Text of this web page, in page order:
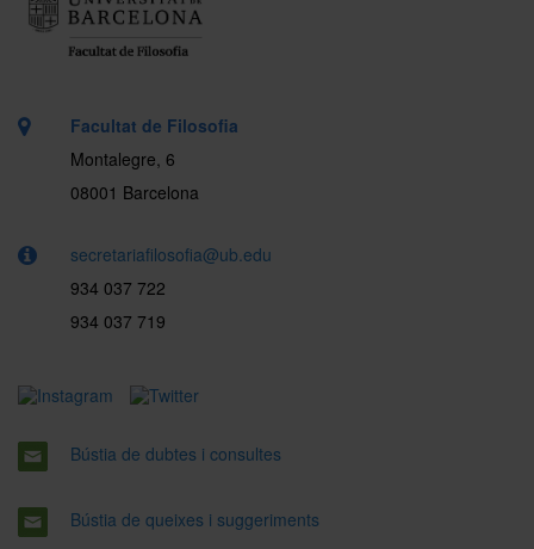
Facultat de Filosofia
Montalegre, 6
08001 Barcelona
secretariafilosofia@ub.edu
934 037 722
934 037 719
Bústia de dubtes i consultes
Bústia de queixes i suggeriments